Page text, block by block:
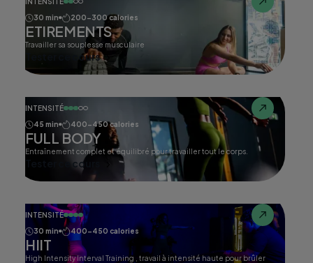
30 min
200-300 calories
ETIREMENTS
Travailler sa souplesse musculaire
Tester ce cours
INTENSITÉ
45 min
400-450 calories
FULL BODY
Entraînement complet et équilibré pour travailler tout le corps.
Tester ce cours
INTENSITÉ
30 min
400-450 calories
HIIT
High Intensity Interval Training , travail à intensité haute pour brûler